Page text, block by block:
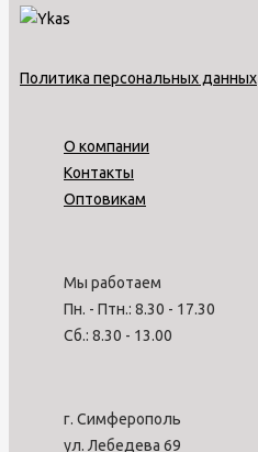
Политика персональных данных
О компании
Контакты
Оптовикам
Мы работаем
Пн. - Птн.: 8.30 - 17.30
Сб.: 8.30 - 13.00
г. Симферополь
ул. Лебедева 69